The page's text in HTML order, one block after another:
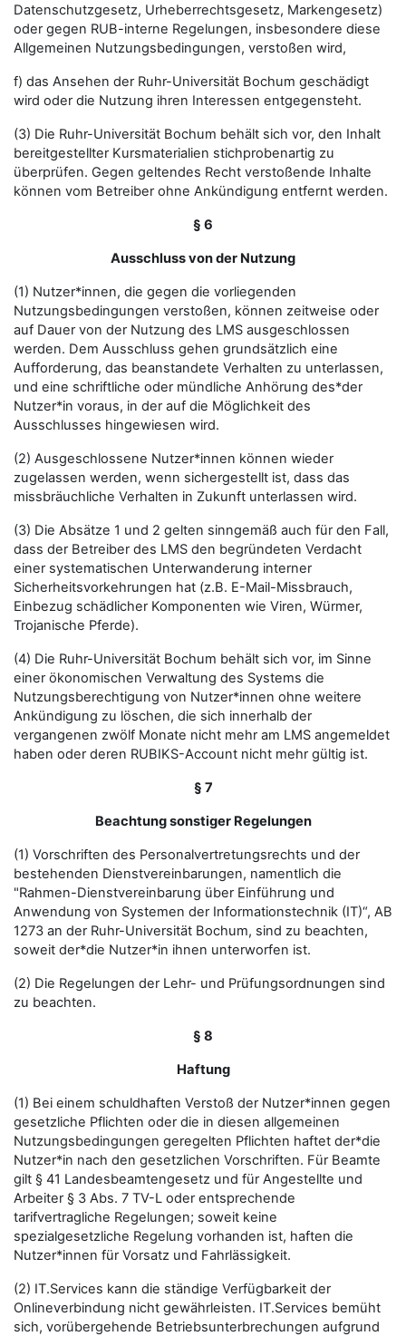
Datenschutzgesetz, Urheberrechtsgesetz, Markengesetz)
oder gegen RUB-interne Regelungen, insbesondere diese
Allgemeinen Nutzungsbedingungen, verstoßen wird,
f) das Ansehen der Ruhr-Universität Bochum geschädigt
wird oder die Nutzung ihren Interessen entgegensteht.
(3) Die Ruhr-Universität Bochum behält sich vor, den Inhalt
bereitgestellter Kursmaterialien stichprobenartig zu
überprüfen. Gegen geltendes Recht verstoßende Inhalte
können vom Betreiber ohne Ankündigung entfernt werden.
§ 6
Ausschluss von der Nutzung
(1) Nutzer*innen, die gegen die vorliegenden
Nutzungsbedingungen verstoßen, können zeitweise oder
auf Dauer von der Nutzung des LMS ausgeschlossen
werden. Dem Ausschluss gehen grundsätzlich eine
Aufforderung, das beanstandete Verhalten zu unterlassen,
und eine schriftliche oder mündliche Anhörung des*der
Nutzer*in voraus, in der auf die Möglichkeit des
Ausschlusses hingewiesen wird.
(2) Ausgeschlossene Nutzer*innen können wieder
zugelassen werden, wenn sichergestellt ist, dass das
missbräuchliche Verhalten in Zukunft unterlassen wird.
(3) Die Absätze 1 und 2 gelten sinngemäß auch für den Fall,
dass der Betreiber des LMS den begründeten Verdacht
einer systematischen Unterwanderung interner
Sicherheitsvorkehrungen hat (z.B. E-Mail-Missbrauch,
Einbezug schädlicher Komponenten wie Viren, Würmer,
Trojanische Pferde).
(4) Die Ruhr-Universität Bochum behält sich vor, im Sinne
einer ökonomischen Verwaltung des Systems die
Nutzungsberechtigung von Nutzer*innen ohne weitere
Ankündigung zu löschen, die sich innerhalb der
vergangenen zwölf Monate nicht mehr am LMS angemeldet
haben oder deren RUBIKS-Account nicht mehr gültig ist.
§ 7
Beachtung sonstiger Regelungen
(1) Vorschriften des Personalvertretungsrechts und der
bestehenden Dienstvereinbarungen, namentlich die
"Rahmen-Dienstvereinbarung über Einführung und
Anwendung von Systemen der Informationstechnik (IT)“, AB
1273 an der Ruhr-Universität Bochum, sind zu beachten,
soweit der*die Nutzer*in ihnen unterworfen ist.
(2) Die Regelungen der Lehr- und Prüfungsordnungen sind
zu beachten.
§ 8
Haftung
(1) Bei einem schuldhaften Verstoß der Nutzer*innen gegen
gesetzliche Pflichten oder die in diesen allgemeinen
Nutzungsbedingungen geregelten Pflichten haftet der*die
Nutzer*in nach den gesetzlichen Vorschriften. Für Beamte
gilt § 41 Landesbeamtengesetz und für Angestellte und
Arbeiter § 3 Abs. 7 TV-L oder entsprechende
tarifvertragliche Regelungen; soweit keine
spezialgesetzliche Regelung vorhanden ist, haften die
Nutzer*innen für Vorsatz und Fahrlässigkeit.
(2) IT.Services kann die ständige Verfügbarkeit der
Onlineverbindung nicht gewährleisten. IT.Services bemüht
sich, vorübergehende Betriebsunterbrechungen aufgrund